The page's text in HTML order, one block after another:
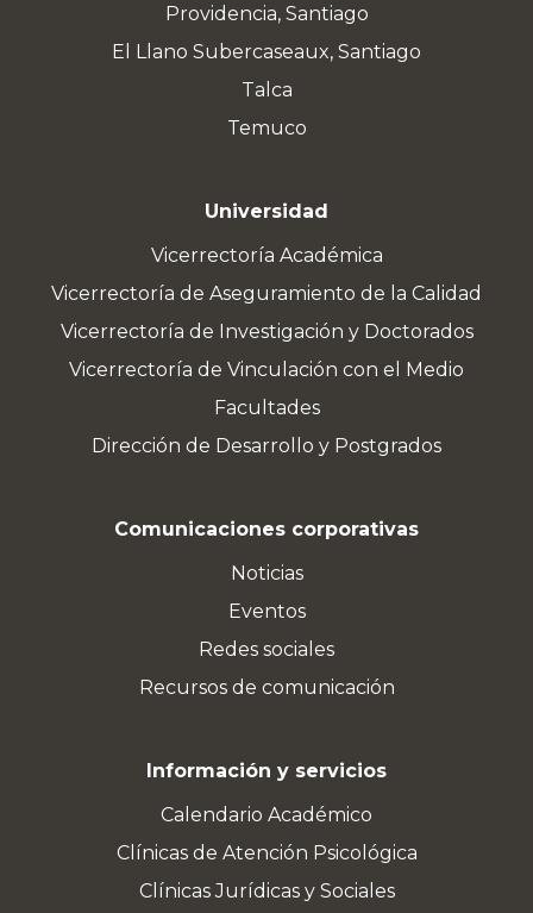
Providencia, Santiago
El Llano Subercaseaux, Santiago
Talca
Temuco
Universidad
Vicerrectoría Académica
Vicerrectoría de Aseguramiento de la Calidad
Vicerrectoría de Investigación y Doctorados
Vicerrectoría de Vinculación con el Medio
Facultades
Dirección de Desarrollo y Postgrados
Comunicaciones corporativas
Noticias
Eventos
Redes sociales
Recursos de comunicación
Información y servicios
Calendario Académico
Clínicas de Atención Psicológica
Clínicas Jurídicas y Sociales